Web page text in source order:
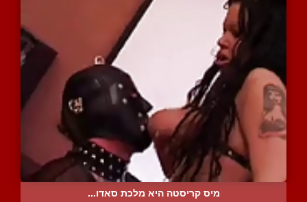
מיס קריסטה היא מלכת סאדו...